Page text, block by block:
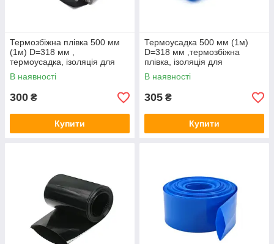
Термозбіжна плівка 500 мм
(1м) D=318 мм ,
термоусадка, ізоляція для
складання акумуляторів
В наявності
300 ₴
Купити
Термоусадка 500 мм (1м)
D=318 мм ,термозбіжна
плівка, ізоляція для
складання акумуляторів
В наявності
305 ₴
Купити